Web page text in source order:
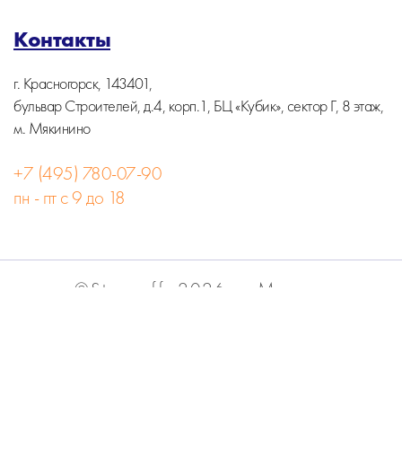
Контакты
г. Красногорск, 143401,
бульвар Строителей, д.4, корп.1, БЦ «Кубик», сектор Г, 8 этаж,
м. Мякинино
+7 (495) 780-07-90
пн - пт с 9 до 18
©Stormoff, 2026, г. Москва